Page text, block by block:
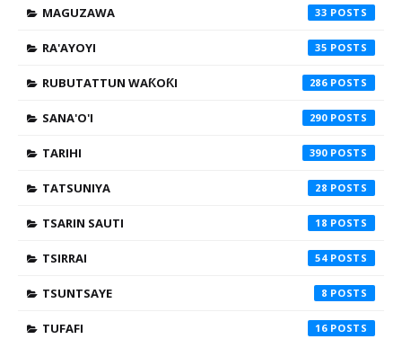
MAGUZAWA 33
RA'AYOYI 35
RUBUTATTUN WAƘOƘI 286
SANA'O'I 290
TARIHI 390
TATSUNIYA 28
TSARIN SAUTI 18
TSIRRAI 54
TSUNTSAYE 8
TUFAFI 16